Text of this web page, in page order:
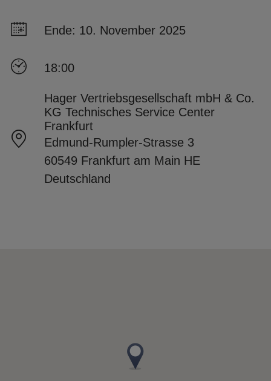
Ende: 10. November 2025
18:00
Hager Vertriebsgesellschaft mbH & Co.
KG Technisches Service Center
Frankfurt
Edmund-Rumpler-Strasse 3
60549 Frankfurt am Main HE
Deutschland